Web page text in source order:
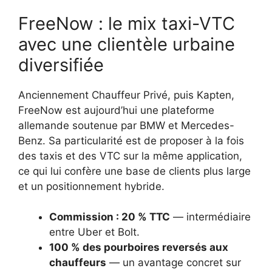
FreeNow : le mix taxi-VTC
avec une clientèle urbaine
diversifiée
Anciennement Chauffeur Privé, puis Kapten,
FreeNow est aujourd’hui une plateforme
allemande soutenue par BMW et Mercedes-
Benz. Sa particularité est de proposer à la fois
des taxis et des VTC sur la même application,
ce qui lui confère une base de clients plus large
et un positionnement hybride.
Commission : 20 % TTC — intermédiaire
entre Uber et Bolt.
100 % des pourboires reversés aux
chauffeurs — un avantage concret sur